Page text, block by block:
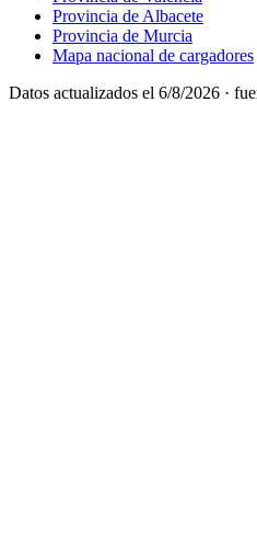
Provincia de Albacete
Provincia de Murcia
Mapa nacional de cargadores
Datos actualizados el 6/8/2026 ·